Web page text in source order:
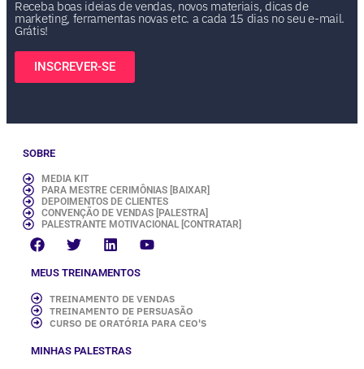
Receba boas ideias de vendas, novos materiais, dicas de
marketing, ferramentas novas etc. a cada 15 dias no seu e-mail.
Grátis!
INSCREVER-SE
SOBRE
MEDIA KIT
PARA MESTRE CERIMÔNIAS [BAIXAR]
DEPOIMENTOS DE CLIENTES
CONVENÇÃO DE VENDAS [PALESTRA]
PALESTRANTE MOTIVACIONAL [CONTRATAR]
MEUS TREINAMENTOS
TREINAMENTO DE VENDAS
TREINAMENTO DE PERSUASÃO
CURSO DE ORATÓRIA PARA CEO'S
MINHAS PALESTRAS